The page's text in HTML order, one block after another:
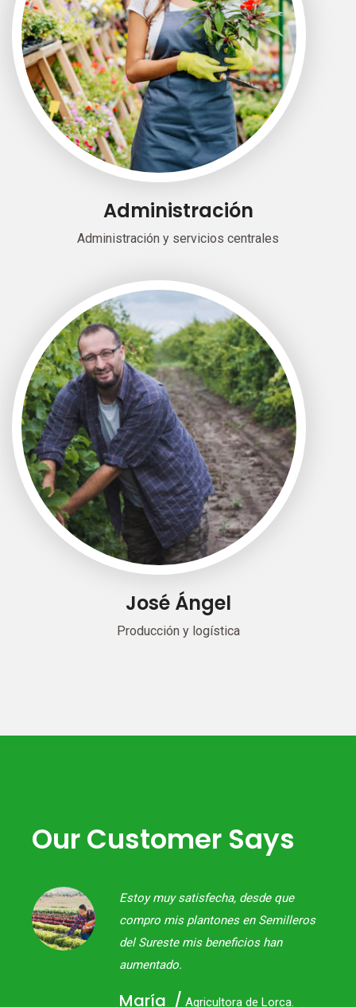
Administración
Administración y servicios centrales
José Ángel
Producción y logística
Our Customer Says
Estoy muy satisfecha, desde que
compro mis plantones en Semilleros
del Sureste mis beneficios han
aumentado.
María Agricultora de Lorca.